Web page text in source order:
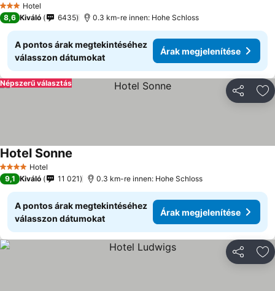
3 Kategória
Hotel
8,6 Kiváló 6435 0.3 km-re innen: Hohe Schloss
A pontos árak megtekintéséhez
válasszon dátumokat
Árak megjelenítése
Népszerű választás
4 KategóriaHotel
Hotel Sonne
9,1 Kiváló 11 021 0.3 km-re innen: Hohe Schloss
A pontos árak megtekintéséhez
válasszon dátumokat
Árak megjelenítése